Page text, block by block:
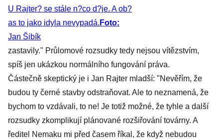
U Rajter? se stále n?co d?je. A ob?
as to jako idyla nevypadá. Foto:
Jan Šibík
zastavily." Průlomové rozsudky tedy nejsou vítězstvím,
spíš jen ukázkou normálního fungování práva.
Částečně skeptický je i Jan Rajter mladší: "Nevěřím, že
budou ty černé stavby odstraňovat. Ale to neznamená, že
bychom to vzdávali, to ne! Je totiž možné, že tyhle a další
rozsudky zkomplikují plánované rozšiřování továrny. A
ředitel Nemaku mi před časem říkal, že když nebudou